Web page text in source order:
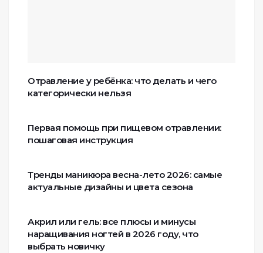
Отравление у ребёнка: что делать и чего
категорически нельзя
Первая помощь при пищевом отравлении:
пошаговая инструкция
Тренды маникюра весна-лето 2026: самые
актуальные дизайны и цвета сезона
Акрил или гель: все плюсы и минусы
наращивания ногтей в 2026 году, что
выбрать новичку